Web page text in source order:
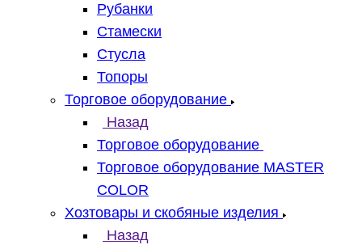
Рубанки
Стамески
Стусла
Топоры
Торговое оборудование
Назад
Торговое оборудование
Торговое оборудование MASTER
COLOR
Хозтовары и скобяные изделия
Назад